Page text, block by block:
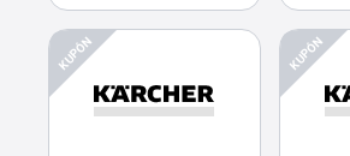
KUPÓN KUPÓN